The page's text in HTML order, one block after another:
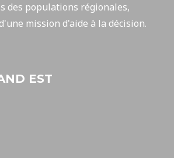
des populations régionales,
mission d'aide à la décision.
EST